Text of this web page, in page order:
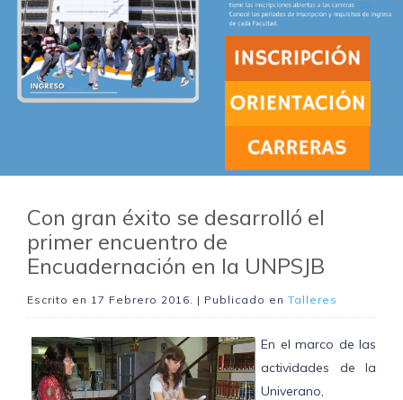
Con gran éxito se desarrolló el
primer encuentro de
Encuadernación en la UNPSJB
Escrito en 17 Febrero 2016. | Publicado en Talleres
En el marco de las
actividades de la
Univerano,